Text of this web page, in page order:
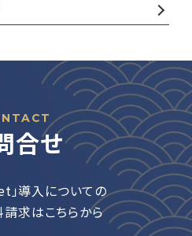
合せ
」導入についての
求はこちらから